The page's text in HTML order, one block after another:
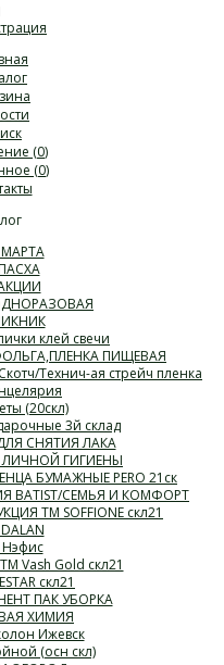
(0)
(0)
МАРТА
клей свечи
ПИЩЕВАЯ
Технич-ая стрейч пленка
(20скл)
3й склад
СНЯТИЯ ЛАКА
ЛИЧНОЙ ГИГИЕНЫ
БУМАЖНЫЕ PERO 21ск
BATIST/СЕМЬЯ И КОМФОРТ
ТМ SOFFIONE скл21
Нэфис
Vash Gold скл21
скл21
ПАК УБОРКА
ХИМИЯ
Ижевск
(осн скл)